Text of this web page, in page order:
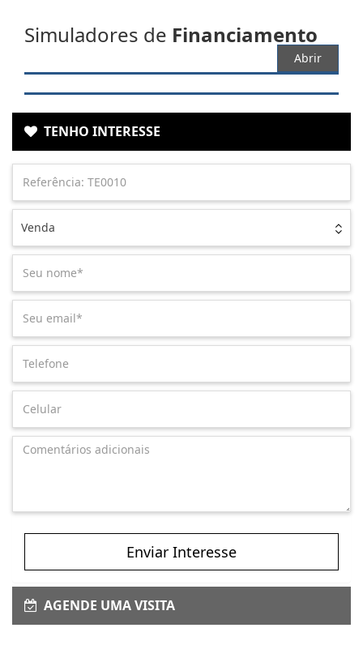
Simuladores de Financiamento
Abrir
TENHO INTERESSE
Venda
Enviar Interesse
AGENDE UMA VISITA